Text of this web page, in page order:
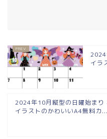
2024
イラ
2024年10月縦型の日曜始まり
イラストのかわいいA4無料カ...